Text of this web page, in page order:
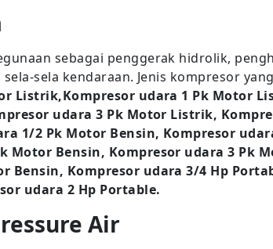
sebagai penggerak hidrolik,
sela kendaraan. Jenis kompresor
Listrik,Kompresor udara 1 Pk Motor
udara 3 Pk Motor Listrik,
1/2 Pk Motor Bensin, Kompresor
Motor Bensin, Kompresor udara 3 Pk
Bensin, Kompresor udara 3/4 Hp
udara 2 Hp Portable.
Air